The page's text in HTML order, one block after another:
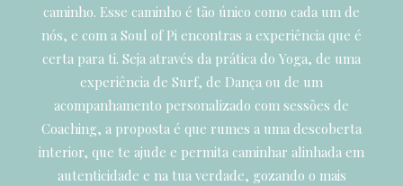
caminho. Esse caminho é tão único como cada um de
nós, e com a Soul of Pi encontras a experiência que é
certa para ti. Seja através da prática do Yoga, de uma
experiência de Surf, de Dança ou de um
acompanhamento personalizado com sessões de
Coaching, a proposta é que rumes a uma descoberta
interior, que te ajude e permita caminhar alinhada em
autenticidade e na tua verdade, gozando o mais